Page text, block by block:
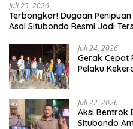
Juli 25, 2026
Terbongkar! Dugaan
Asal Situbondo Resmi Jadi
Juli 24, 2026
Gerak Cepat
Pelaku
Juli 22, 2026
Aksi Bentrok
Situbondo